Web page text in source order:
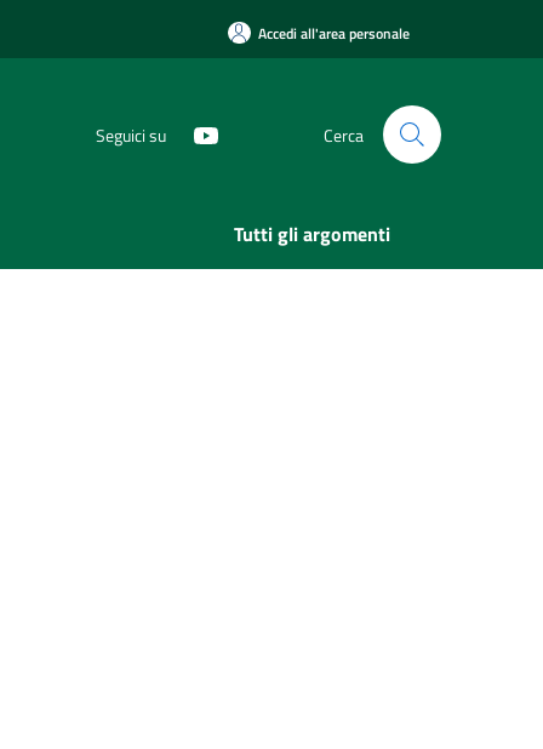
Accedi all'area personale
Seguici su Cerca
Tutti gli argomenti